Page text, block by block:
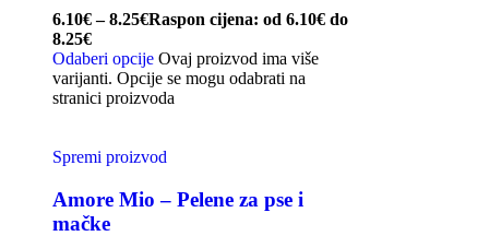
6.10€ – 8.25€Raspon cijena: od 6.10€ do
8.25€
Odaberi opcije Ovaj proizvod ima više
varijanti. Opcije se mogu odabrati na
stranici proizvoda
Spremi proizvod
Amore Mio – Pelene za pse i
mačke